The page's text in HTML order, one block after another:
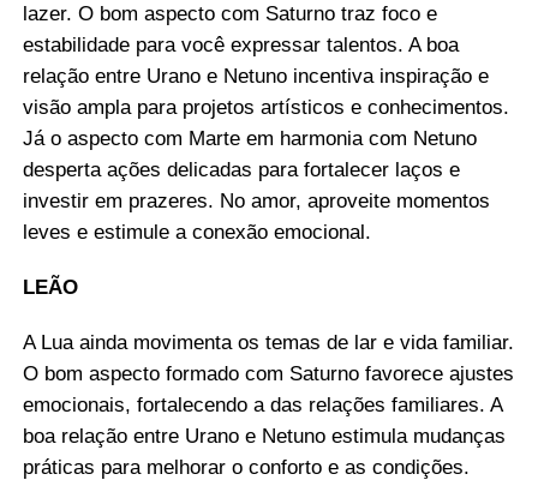
lazer. O bom aspecto com Saturno traz foco e
estabilidade para você expressar talentos. A boa
relação entre Urano e Netuno incentiva inspiração e
visão ampla para projetos artísticos e conhecimentos.
Já o aspecto com Marte em harmonia com Netuno
desperta ações delicadas para fortalecer laços e
investir em prazeres. No amor, aproveite momentos
leves e estimule a conexão emocional.
LEÃO
A Lua ainda movimenta os temas de lar e vida familiar.
O bom aspecto formado com Saturno favorece ajustes
emocionais, fortalecendo a das relações familiares. A
boa relação entre Urano e Netuno estimula mudanças
práticas para melhorar o conforto e as condições.